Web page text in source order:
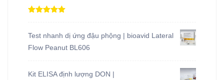
sao
Test nhanh dị ứng đậu phộng | bioavid Lateral
Flow Peanut BL606
Kit ELISA định lượng DON |